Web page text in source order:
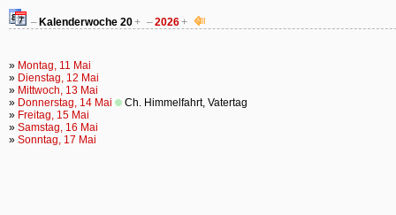
– Kalenderwoche 20+ –2026+
» Montag, 11 Mai
» Dienstag, 12 Mai
» Mittwoch, 13 Mai
» Donnerstag, 14 Mai
Ch. Himmelfahrt, Vatertag
» Freitag, 15 Mai
» Samstag, 16 Mai
» Sonntag, 17 Mai